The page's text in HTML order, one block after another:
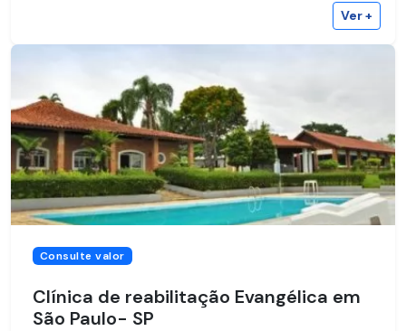
Ver +
Consulte valor
Clínica de reabilitação Evangélica em
São Paulo- SP